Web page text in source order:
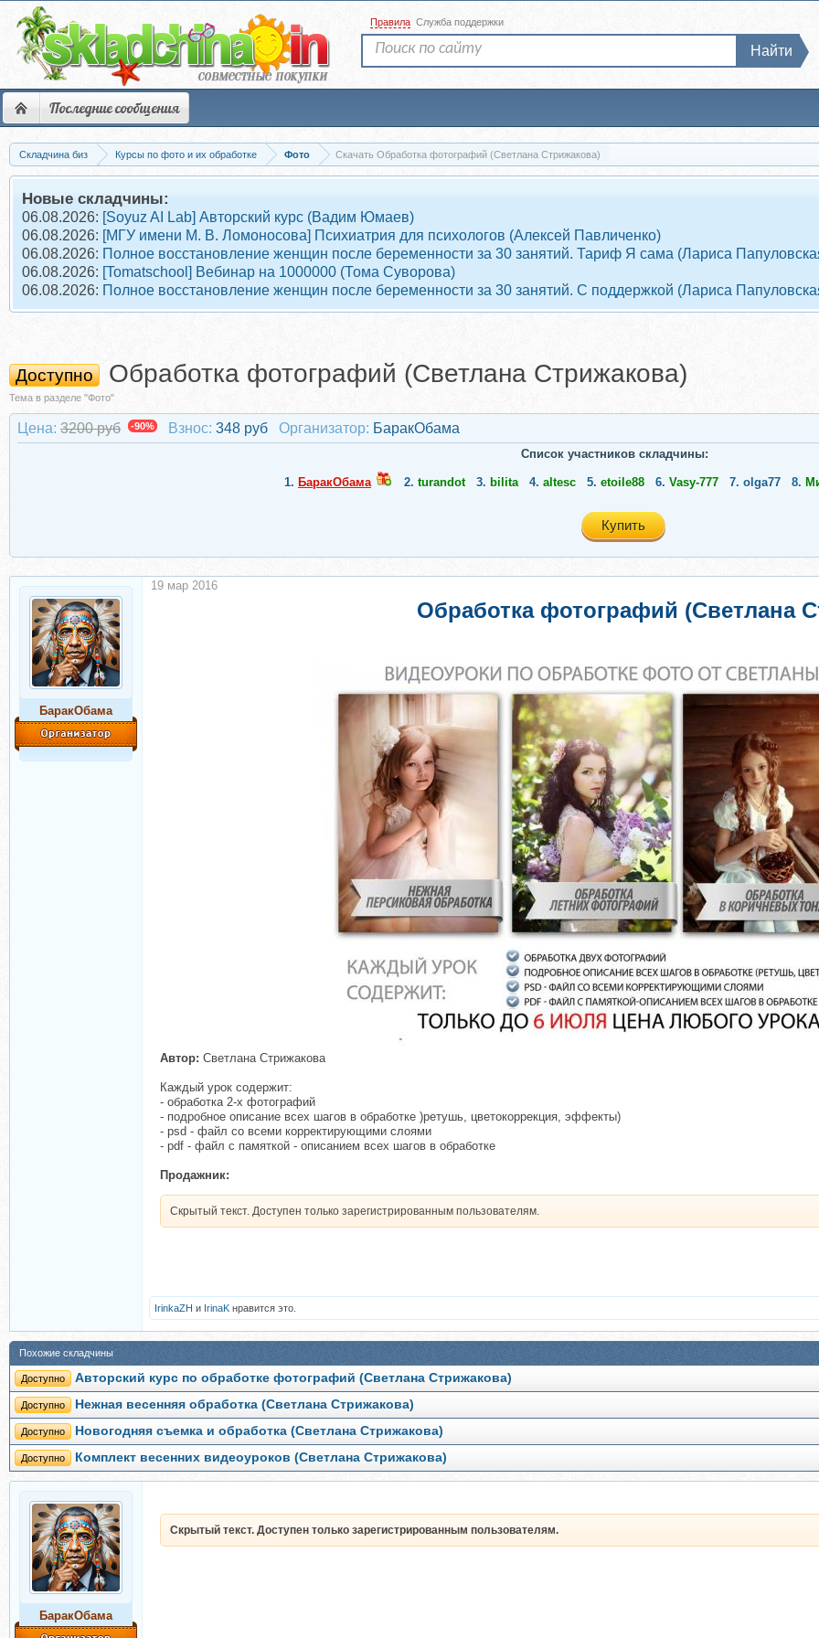
Последние сообщения
Правила Служба поддержки
Найти
Складчина биз Курсы по фото и их обработке Фото Скачать Обработка фотографий (Светлана Стрижакова)
Новые складчины:
06.08.2026: [Soyuz AI Lab] Авторский курс (Вадим Юмаев)
06.08.2026: [МГУ имени М. В. Ломоносова] Психиатрия для психологов (Алексей Павличенко)
06.08.2026: Полное восстановление женщин после беременности за 30 занятий. Тариф Я сама (Лариса
06.08.2026: [Tomatschool] Вебинар на 1000000 (Тома Суворова)
06.08.2026: Полное восстановление женщин после беременности за 30 занятий. С поддержкой (Лариса
Доступно Обработка фотографий (Светлана Стрижакова)
Тема в разделе "Фото"
Цена: 3200 руб -90% Взнос: 348 руб Организатор: БаракОбама
Список участников складчины:
1. БаракОбама 2. turandot 3. bilita 4. altesc 5. etoile88 6. Vasy-777 7. olga77 8.
Купить
БаракОбама
Обработка фотографий (Светлана
Автор: Светлана Стрижакова
Каждый урок содержит:
- обработка 2-х фотографий
- подробное описание всех шагов в обработке )ретушь, цветокоррекция, эффекты)
- psd - файл со всеми корректирующими слоями
- pdf - файл с памяткой - описанием всех шагов в обработке
Продажник:
Скрытый текст. Доступен только зарегистрированным пользователям.
19 мар 2016
IrinkaZH и IrinaK нравится это.
Похожие складчины
Доступно Авторский курс по обработке фотографий (Светлана Стрижакова)
Доступно Нежная весенняя обработка (Светлана Стрижакова)
Доступно Новогодняя съемка и обработка (Светлана Стрижакова)
Доступно Комплект весенних видеоуроков (Светлана Стрижакова)
БаракОбама
Скрытый текст. Доступен только зарегистрированным пользователям.